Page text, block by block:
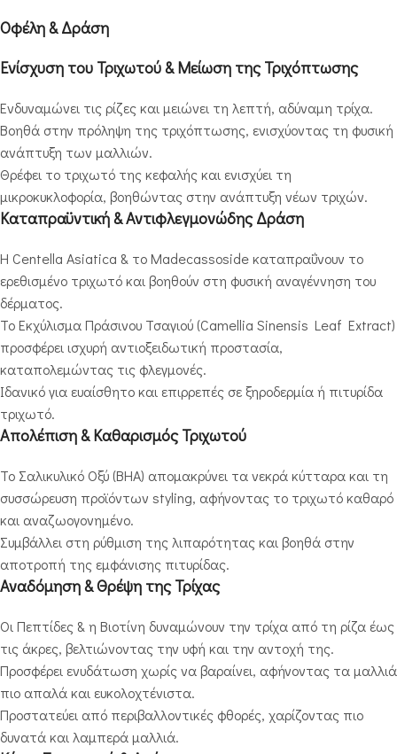
Οφέλη & Δράση
Ενίσχυση του Τριχωτού & Μείωση της Τριχόπτωσης
Ενδυναμώνει τις ρίζες και μειώνει τη λεπτή, αδύναμη τρίχα.
Βοηθά στην πρόληψη της τριχόπτωσης, ενισχύοντας τη φυσική
ανάπτυξη των μαλλιών.
Θρέφει το τριχωτό της κεφαλής και ενισχύει τη
μικροκυκλοφορία, βοηθώντας στην ανάπτυξη νέων τριχών.
Καταπραϋντική & Αντιφλεγμονώδης Δράση
Η Centella Asiatica & το Madecassoside καταπραΰνουν το
ερεθισμένο τριχωτό και βοηθούν στη φυσική αναγέννηση του
δέρματος.
Το Εκχύλισμα Πράσινου Τσαγιού (Camellia Sinensis Leaf Extract)
προσφέρει ισχυρή αντιοξειδωτική προστασία,
καταπολεμώντας τις φλεγμονές.
Ιδανικό για ευαίσθητο και επιρρεπές σε ξηροδερμία ή πιτυρίδα
τριχωτό.
Απολέπιση & Καθαρισμός Τριχωτού
Το Σαλικυλικό Οξύ (BHA) απομακρύνει τα νεκρά κύτταρα και τη
συσσώρευση προϊόντων styling, αφήνοντας το τριχωτό καθαρό
και αναζωογονημένο.
Συμβάλλει στη ρύθμιση της λιπαρότητας και βοηθά στην
αποτροπή της εμφάνισης πιτυρίδας.
Αναδόμηση & Θρέψη της Τρίχας
Οι Πεπτίδες & η Βιοτίνη δυναμώνουν την τρίχα από τη ρίζα έως
τις άκρες, βελτιώνοντας την υφή και την αντοχή της.
Προσφέρει ενυδάτωση χωρίς να βαραίνει, αφήνοντας τα μαλλιά
πιο απαλά και ευκολοχτένιστα.
Προστατεύει από περιβαλλοντικές φθορές, χαρίζοντας πιο
δυνατά και λαμπερά μαλλιά.